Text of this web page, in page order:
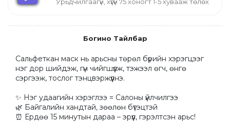
Урьдчилгаагүй, хүүгүй 75 хоногт 1-5 хувааж төлөх
Богино Тайлбар
Сальфеткан маск нь арьсны төрөл бүрийн хэрэгцээг
нэг дор шийдэж, гүн чийгшүүлж, тэжээл өгч, өнгө
сэргээж, тослог тэнцвэржүүлнэ.
✨ Нэг удаагийн хэрэглээ = Салоны үйлчилгээ
🌿 Байгалийн хандтай, зөөлөн бүтэцтэй
⏰ Ердөө 15 минутын дараа – эрүүл, гэрэлтсэн арьс!